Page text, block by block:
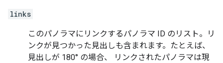
links
このパノラマにリンクするパノラマ ID のリスト。リ
ンクが見つかった見出しも含まれます。たとえば、
見出しが 180° の場合、 リンクされたパノラマは現